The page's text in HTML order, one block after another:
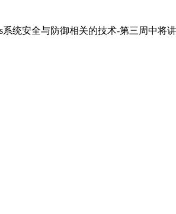
统安全与防御相关的技术-第三周中将